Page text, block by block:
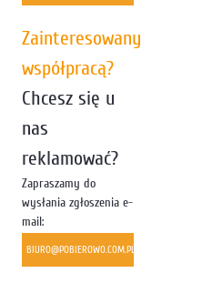
Zainteresowany
współpracą?
Chcesz się u
nas
reklamować?
Zapraszamy do
wysłania zgłoszenia e-
mail:
BIURO@POBIEROWO.COM.PL